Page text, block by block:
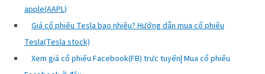
apple(AAPL)
Giá cổ phiếu Tesla bao nhiêu? Hướng dẫn mua cổ phiếu
Tesla(Tesla stock)
Xem giá cổ phiếu Facebook(FB) trực tuyến| Mua cổ phiếu